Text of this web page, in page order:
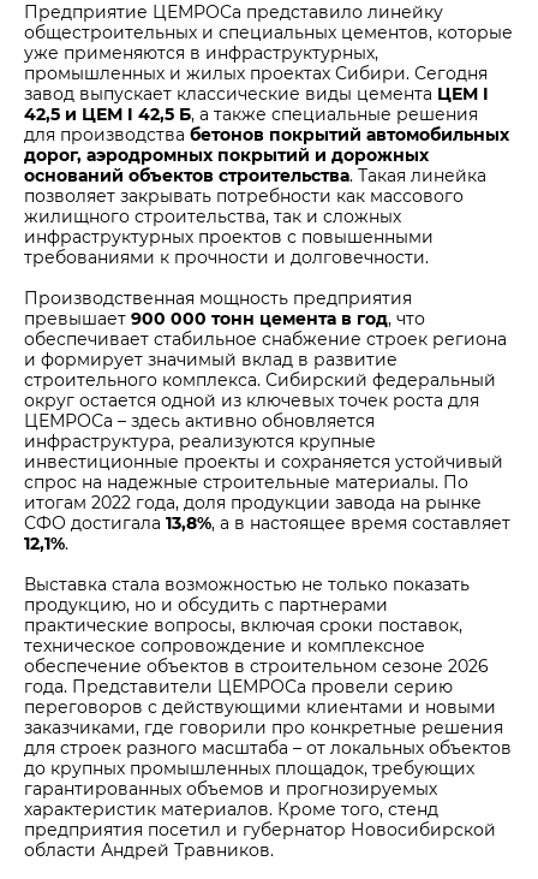
Предприятие ЦЕМРОСа представило линейку
общестроительных и специальных цементов, которые
уже применяются в инфраструктурных,
промышленных и жилых проектах Сибири. Сегодня
завод выпускает классические виды цемента ЦЕМ I
42,5 и ЦЕМ I 42,5 Б, а также специальные решения
для производства бетонов покрытий автомобильных
дорог, аэродромных покрытий и дорожных
оснований объектов строительства. Такая линейка
позволяет закрывать потребности как массового
жилищного строительства, так и сложных
инфраструктурных проектов с повышенными
требованиями к прочности и долговечности.
Производственная мощность предприятия
превышает 900 000 тонн цемента в год, что
обеспечивает стабильное снабжение строек региона
и формирует значимый вклад в развитие
строительного комплекса. Сибирский федеральный
округ остается одной из ключевых точек роста для
ЦЕМРОСа – здесь активно обновляется
инфраструктура, реализуются крупные
инвестиционные проекты и сохраняется устойчивый
спрос на надежные строительные материалы. По
итогам 2022 года, доля продукции завода на рынке
СФО достигала 13,8%, а в настоящее время составляет
12,1%.
Выставка стала возможностью не только показать
продукцию, но и обсудить с партнерами
практические вопросы, включая сроки поставок,
техническое сопровождение и комплексное
обеспечение объектов в строительном сезоне 2026
года. Представители ЦЕМРОСа провели серию
переговоров с действующими клиентами и новыми
заказчиками, где говорили про конкретные решения
для строек разного масштаба – от локальных объектов
до крупных промышленных площадок, требующих
гарантированных объемов и прогнозируемых
характеристик материалов. Кроме того, стенд
предприятия посетил и губернатор Новосибирской
области Андрей Травников.